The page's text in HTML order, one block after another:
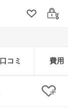
クリップ
ログ
口コミ 費用
ク